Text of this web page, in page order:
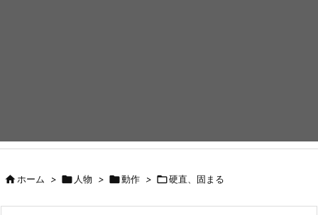
ホーム >  人物 > 動作 > 硬直、固まる